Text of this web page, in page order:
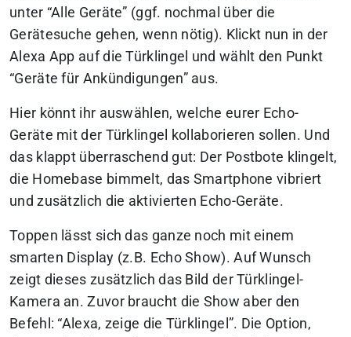
unter “Alle Geräte” (ggf. nochmal über die
Gerätesuche gehen, wenn nötig). Klickt nun in der
Alexa App auf die Türklingel und wählt den Punkt
“Geräte für Ankündigungen” aus.
Hier könnt ihr auswählen, welche eurer Echo-
Geräte mit der Türklingel kollaborieren sollen. Und
das klappt überraschend gut: Der Postbote klingelt,
die Homebase bimmelt, das Smartphone vibriert
und zusätzlich die aktivierten Echo-Geräte.
Toppen lässt sich das ganze noch mit einem
smarten Display (z.B. Echo Show). Auf Wunsch
zeigt dieses zusätzlich das Bild der Türklingel-
Kamera an. Zuvor braucht die Show aber den
Befehl: “Alexa, zeige die Türklingel”. Die Option,